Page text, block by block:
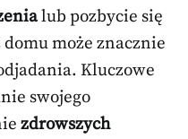
lub pozbycie się
może znacznie
Kluczowe
swojego
zdrowszych